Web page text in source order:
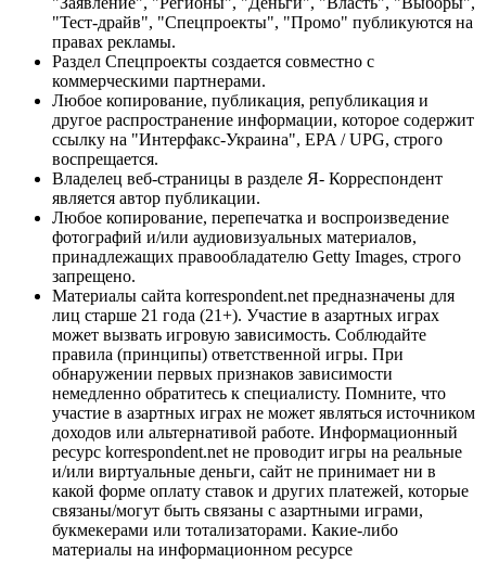
"Тест-драйв", "Спецпроекты", "Промо" публикуются на
правах рекламы.
Раздел Спецпроекты создается совместно с
коммерческими партнерами.
Любое копирование, публикация, републикация и
другое распространение информации, которое содержит
ссылку на "Интерфакс-Украина", EPA / UPG, строго
воспрещается.
Владелец веб-страницы в разделе Я- Корреспондент
является автор публикации.
Любое копирование, перепечатка и воспроизведение
фотографий и/или аудиовизуальных материалов,
принадлежащих правообладателю Getty Images, строго
запрещено.
Материалы сайта korrespondent.net предназначены для
лиц старше 21 года (21+). Участие в азартных играх
может вызвать игровую зависимость. Соблюдайте
правила (принципы) ответственной игры. При
обнаружении первых признаков зависимости
немедленно обратитесь к специалисту. Помните, что
участие в азартных играх не может являться источником
доходов или альтернативой работе. Информационный
ресурс korrespondent.net не проводит игры на реальные
и/или виртуальные деньги, сайт не принимает ни в
какой форме оплату ставок и других платежей, которые
связаны/могут быть связаны с азартными играми,
букмекерами или тотализаторами. Какие-либо
материалы на информационном ресурсе